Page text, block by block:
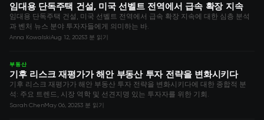
임대용 단독주택 건설, 미국 선벨트 전역에서 급속 확장 지속
임대용 단독주택 건설, 미국 선벨트 전역에서 급속 확장 지속에 대한 심층 분석
과 벤처 뉴스 분야 투자자들에게 의미하는 바.
Anna KowalskiAug 12, 20253 분 읽기
부동산
기후 리스크 재평가가 해안 부동산 투자 전략을 변화시키다
기후 리스크 재평가가 해안 부동산 투자 전략을 변화시키다에 대한 종합적 분
석: 주요 트렌드, 시장 역학 및 선견지명 있는 투자자를 위한 기회.
Sarah ChenMay 06, 20253 분 읽기